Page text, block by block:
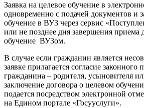
Заявка на целевое обучение в
одновременно с подачей документов и
обучение в ВУЗ через сервис
или не позднее дня завершения приема
обучение ВУЗом.
В случае если гражданин является
заявке прилагается согласие законного
гражданина – родителя, усыновителя
заключение договора о целевом
подается посредством электронной
на Едином портале «Госууслуги».